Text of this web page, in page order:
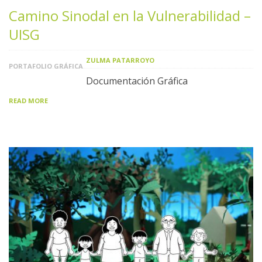
Camino Sinodal en la Vulnerabilidad –
UISG
PORTAFOLIO GRÁFICA
ZULMA PATARROYO
Documentación Gráfica
READ MORE